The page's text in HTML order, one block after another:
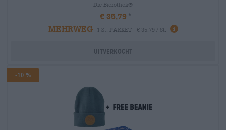
Die Bierothek®
€ 35,79
MEHRWEG
1 St. PAKKET - € 35,79 / St.
Uitverkocht
-10 %